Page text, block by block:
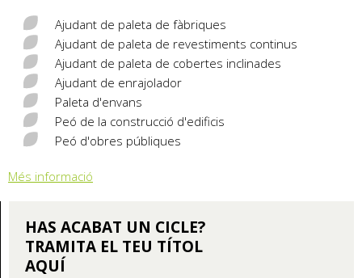
Ajudant de paleta de fàbriques
Ajudant de paleta de revestiments continus
Ajudant de paleta de cobertes inclinades
Ajudant de enrajolador
Paleta d'envans
Peó de la construcció d'edificis
Peó d'obres públiques
Més informació
HAS ACABAT UN CICLE?
TRAMITA EL TEU TÍTOL
AQUÍ